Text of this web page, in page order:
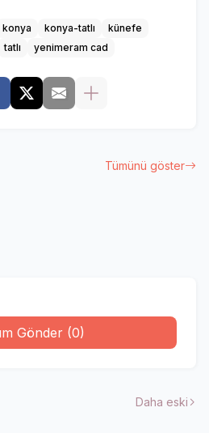
konya konya-tatlı
künefe
tatlı yenimeram cad
Tümünü göster
Gönder (0)
Daha eski